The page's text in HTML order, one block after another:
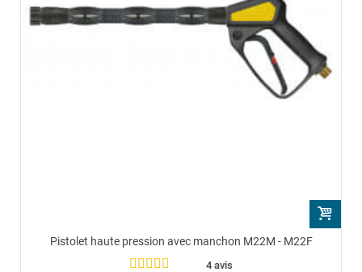
Pistolet haute pression avec manchon M22M - M22F
4 avis